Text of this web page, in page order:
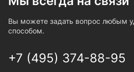
Вы можете задать вопрос любым
способом.
+7 (495) 374-88-95